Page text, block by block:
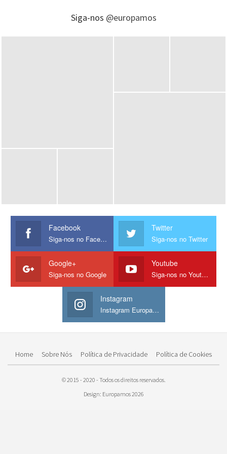
Siga-nos @europamos
Facebook
Siga-nos no Facebook
Twitter
Siga-nos no Twitter
Google+
Siga-nos no Google
Youtube
Siga-nos no Youtube
Instagram
Instagram Europamos
Home Sobre Nós Política de Privacidade Política de Cookies
© 2015 - 2020 - Todos os direitos reservados.
Design: Europamos 2026